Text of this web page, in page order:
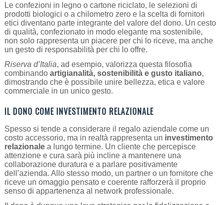
Le confezioni in legno o cartone riciclato, le selezioni di
prodotti biologici o a chilometro zero e la scelta di fornitori
etici diventano parte integrante del valore del dono. Un cesto
di qualità, confezionato in modo elegante ma sostenibile,
non solo rappresenta un piacere per chi lo riceve, ma anche
un gesto di responsabilità per chi lo offre.
Riserva d’Italia, ad esempio, valorizza questa filosofia
combinando artigianalità, sostenibilità e gusto italiano,
dimostrando che è possibile unire bellezza, etica e valore
commerciale in un unico gesto.
IL DONO COME INVESTIMENTO RELAZIONALE
Spesso si tende a considerare il regalo aziendale come un
costo accessorio, ma in realtà rappresenta un investimento
relazionalea lungo termine. Un cliente che percepisce
attenzione e cura sarà più incline a mantenere una
collaborazione duratura e a parlare positivamente
dell’azienda. Allo stesso modo, un partner o un fornitore che
riceve un omaggio pensato e coerente rafforzerà il proprio
senso di appartenenza al network professionale.